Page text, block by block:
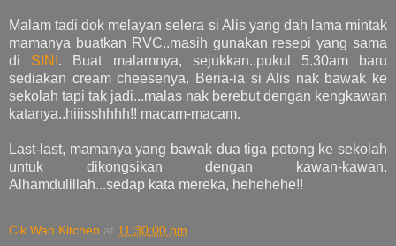
Malam tadi dok melayan selera si Alis yang dah lama mintak
mamanya buatkan RVC..masih gunakan resepi yang sama
di SINI . Buat malamnya, sejukkan..pukul 5.30am baru
sediakan cream cheesenya. Beria-ia si Alis nak bawak ke
sekolah tapi tak jadi...malas nak berebut dengan kengkawan
katanya..hiiisshhhh!! macam-macam.
Last-last, mamanya yang bawak dua tiga potong ke sekolah
untuk dikongsikan dengan kawan-kawan.
Alhamdulillah...sedap kata mereka, hehehehe!!
Cik Wan Kitchen at 11:30:00 pm